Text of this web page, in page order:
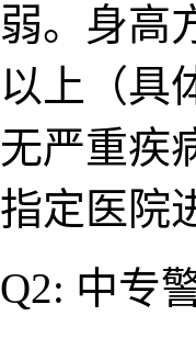
弱。身高
以上​（具
无严重疾
指定医院
Q2: 中专